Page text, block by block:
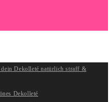
Dekolleté natürlich straff &
Dekolleté